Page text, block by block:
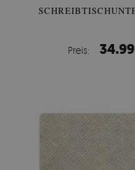
Preis: